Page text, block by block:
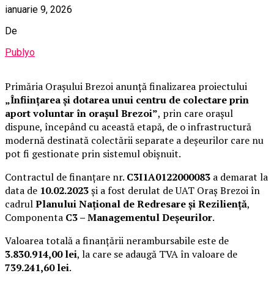
ianuarie 9, 2026
De
Publyo
Primăria Orașului Brezoi anunță finalizarea proiectului
„Înființarea și dotarea unui centru de colectare prin
aport voluntar în orașul Brezoi”, prin care orașul
dispune, începând cu această etapă, de o infrastructură
modernă destinată colectării separate a deșeurilor care nu
pot fi gestionate prin sistemul obișnuit.
Contractul de finanțare nr. C3I1A0122000083 a demarat la
data de 10.02.2023și a fost derulat de UAT Oraș Brezoi în
cadrulPlanului Național de Redresare și Reziliență,
Componenta C3 – Managementul Deșeurilor.
Valoarea totală a finanțării nerambursabile este de
3.830.914,00 lei, la care se adaugă TVA în valoare de
739.241,60 lei.